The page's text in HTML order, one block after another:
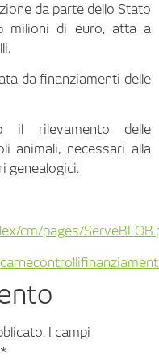
da parte dello Stato
milioni di euro, atta a
da finanziamenti delle
il rilevamento delle
animali, necessari alla
genealogici.
cm/pages/
carnecontrolli
I campi
*